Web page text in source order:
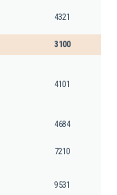
4321
3100
4101
4684
7210
9531